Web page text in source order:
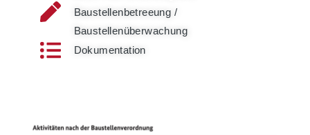
Baustellenbetreeung /
Baustellenüberwachung
Dokumentation